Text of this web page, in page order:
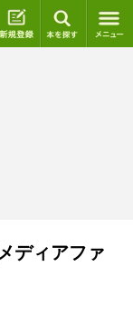
ログイン 新規登録
ディアファ